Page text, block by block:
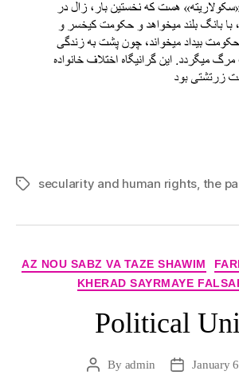
Tagssecularity and human rights, the
Categories
AZ NOU SABZ VA TAZE SHAWIM
KHERAD SAYRMAYE
Political
PostBy admin
PostJanuary